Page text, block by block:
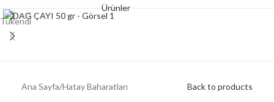
Tükendi
Ana Sayfa/Hatay Baharatları Back to products